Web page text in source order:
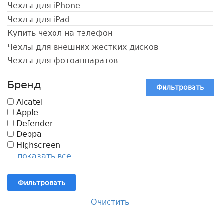
Чехлы для iPhone
Чехлы для iPad
Купить чехол на телефон
Чехлы для внешних жестких дисков
Чехлы для фотоаппаратов
Фильтровать
Бренд
Alcatel
Apple
Defender
Deppa
Highscreen
... показать все
Фильтровать
Очистить